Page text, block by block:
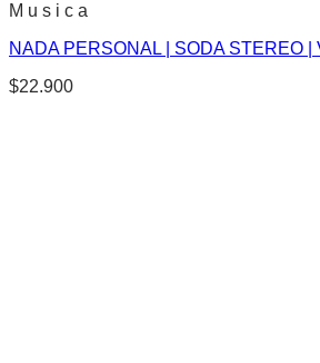
M u s i c a
NADA PERSONAL | SODA STEREO |
$22.900